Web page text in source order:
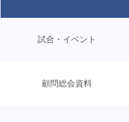
試合・イベント
顧問総会資料